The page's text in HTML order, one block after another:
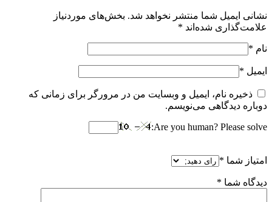
نشانی ایمیل شما منتشر نخواهد شد. بخش‌های موردنیاز
علامت‌گذاری شده‌اند *
نام *
ایمیل *
ذخیره نام، ایمیل و وبسایت من در مرورگر برای زمانی که
دوباره دیدگاهی می‌نویسم.
Are you human? Please solve:
امتیاز شما *
دیدگاه شما *